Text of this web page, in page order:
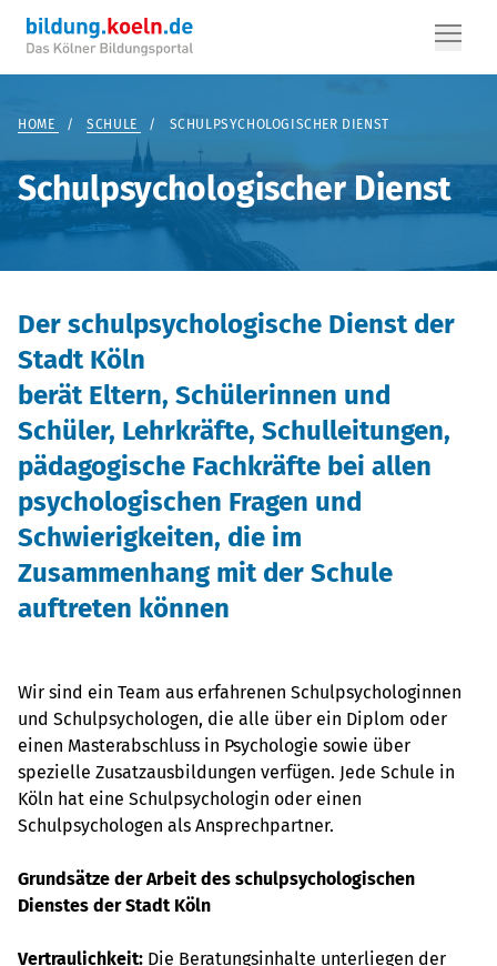
HOME / SCHULE / SCHULPSYCHOLOGISCHER DIENST
Schulpsychologischer Dienst
Der schulpsychologische Dienst der
Stadt Köln
berät Eltern, Schülerinnen und
Schüler, Lehrkräfte, Schulleitungen,
pädagogische Fachkräfte bei allen
psychologischen Fragen und
Schwierigkeiten, die im
Zusammenhang mit der Schule
auftreten können
Wir sind ein Team aus erfahrenen Schulpsychologinnen
und Schulpsychologen, die alle über ein Diplom oder
einen Masterabschluss in Psychologie sowie über
spezielle Zusatzausbildungen verfügen. Jede Schule in
Köln hat eine Schulpsychologin oder einen
Schulpsychologen als Ansprechpartner.
Grundsätze der Arbeit des schulpsychologischen
Dienstes der Stadt Köln
Vertraulichkeit: Die Beratungsinhalte unterliegen der